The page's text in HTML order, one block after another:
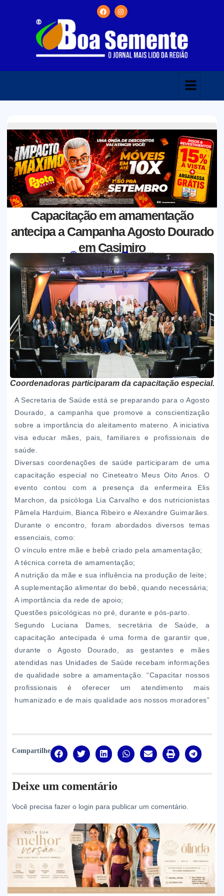
Capacitação em amamentação
antecipa a Campanha Agosto Dourado
em Casimiro
Jornal Boa Semente 25/07/2025
Coordenadoras participaram da capacitação especial.
A Secretaria de Saúde está se preparando para o Agosto
Dourado, a campanha que promove a conscientização
sobre a importância do aleitamento materno. A iniciativa
visa educar mães, pais, familiares e profissionais de
saúde.
Diversas coordenações de saúde participaram de uma
capacitação especial no Cineteatro Meus Oito Anos. O
evento contou com a presença da enfermeira Elis
Marchon, da psicóloga Lia Carvalho e dos nutricionistas
Pâmela Harduim, Bianca Ribeiro e Alexandre Guimarães.
Durante o encontro, foram abordados diversos temas
essenciais, como:
O vínculo entre mãe e bebê criado pela amamentação;
A técnica correta de amamentação;
A nutrição da mãe e sua influência na produção de leite;
A suplementação alimentar do bebê, quando necessária;
A importância da rede de apoio;
Questões psicológicas no pré, durante e pós-parto.
Segundo Luciana Dames, secretária de Saúde, a
capacitação antecipada é uma forma de garantir que,
durante o Agosto Dourado, as gestantes e mães
atendidas nas Unidades de Saúde recebam informações
de qualidade sobre a amamentação. “Capacitar nossos
profissionais é oferecer um atendimento mais
humanizado e de mais qualidade aos nossos moradores”
Compartilhe
Deixe um comentário
Você precisa fazer o login para publicar um comentário.